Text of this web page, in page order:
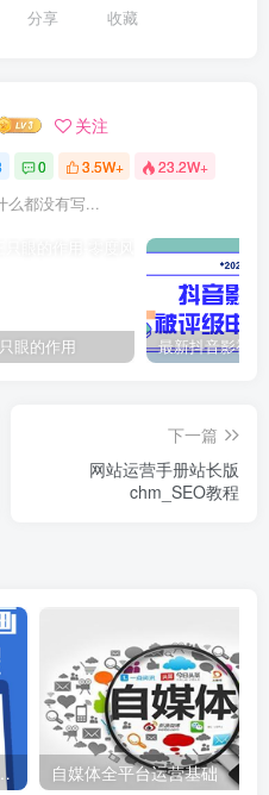
分享 收藏
关注
0 3.5W+ 23.2W+
么都没有写...
眼的作用
下一篇
网站运营手册站长版
chm_SEO教程
程，零基础也能快速上手 自媒体全平台运营基础